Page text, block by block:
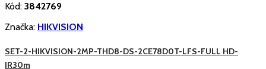
Kód: 3842769
Značka: HIKVISION
SET-2-HIKVISION-2MP-THD8-DS-2CE78D0T-LFS-FULL HD-
IR30m